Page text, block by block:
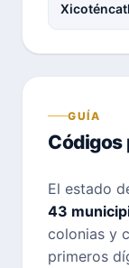
Xicoténcatl
GUÍA
Códigos
El estado
43
colonias y
primeros